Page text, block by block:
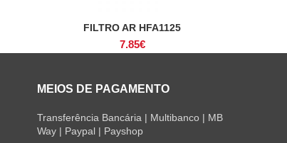
ADICIONAR
FILTRO AR HFA1125
7.85€
MEIOS DE PAGAMENTO
Transferência Bancária | Multibanco | MB
Way | Paypal | Payshop